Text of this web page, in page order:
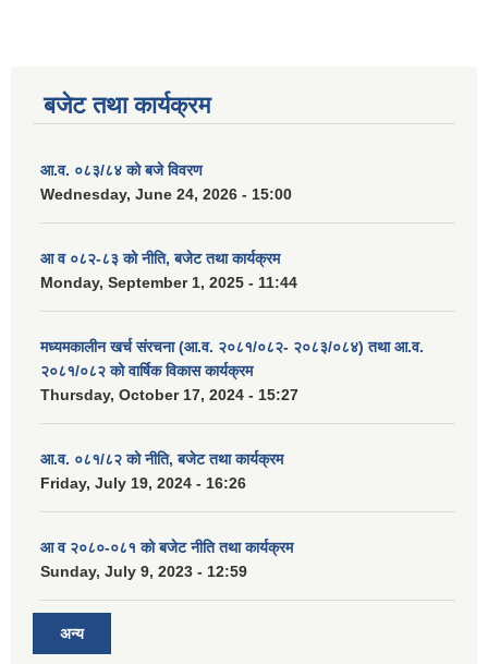
बजेट तथा कार्यक्रम
आ.व. ०८३/८४ को बजे विवरण
Wednesday, June 24, 2026 - 15:00
आ व ०८२-८३ को नीति, बजेट तथा कार्यक्रम
Monday, September 1, 2025 - 11:44
मध्यमकालीन खर्च संरचना (आ.व. २०८१/०८२- २०८३/०८४) तथा आ.व.
२०८१/०८२ को वार्षिक विकास कार्यक्रम
Thursday, October 17, 2024 - 15:27
आ.व. ०८१/८२ को नीति, बजेट तथा कार्यक्रम
Friday, July 19, 2024 - 16:26
आ व २०८०-०८१ को बजेट नीति तथा कार्यक्रम
Sunday, July 9, 2023 - 12:59
अन्य